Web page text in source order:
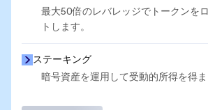
最大50倍のレバレッジでトークンを
トします。
ステーキング
暗号資産を運用して受動的所得を得ま